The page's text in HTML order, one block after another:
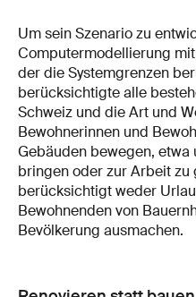
Um sein Szenario zu
Computermodellierung
der die Systemgrenzen
berücksichtigte alle
Schweiz und die Art und
Bewohnerinnen und
Gebäuden bewegen,
bringen oder zur Arbeit zu
berücksichtigt weder
Bewohnenden von
Bevölkerung ausmachen.